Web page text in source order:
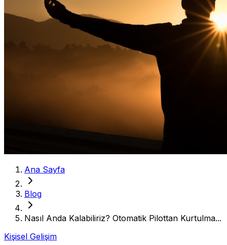
Ana Sayfa
Blog
Nasıl Anda Kalabiliriz? Otomatik Pilottan Kurtulma...
Kişisel Gelişim